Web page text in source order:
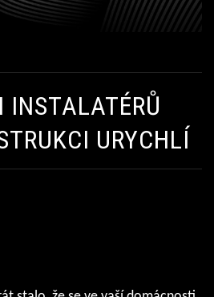
INSTALATÉRŮ
URYCHLÍ